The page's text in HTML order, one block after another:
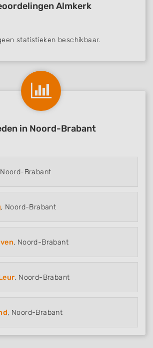
Almkerk
statistieken beschikbaar.
in Noord-Brabant
Brabant
, Noord-Brabant
, Noord-Brabant
, Noord-Brabant
, Noord-Brabant